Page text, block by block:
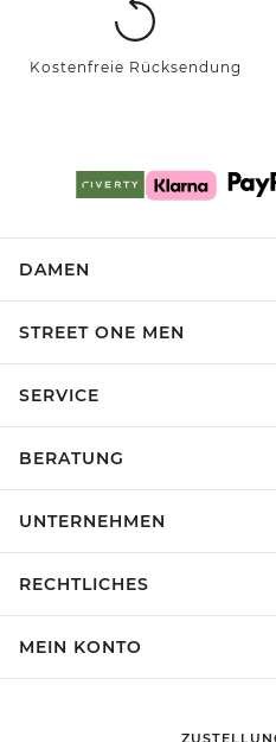
Kostenfreie Rücksendung
DAMEN
STREET ONE MEN
SERVICE
BERATUNG
UNTERNEHMEN
RECHTLICHES
MEIN KONTO